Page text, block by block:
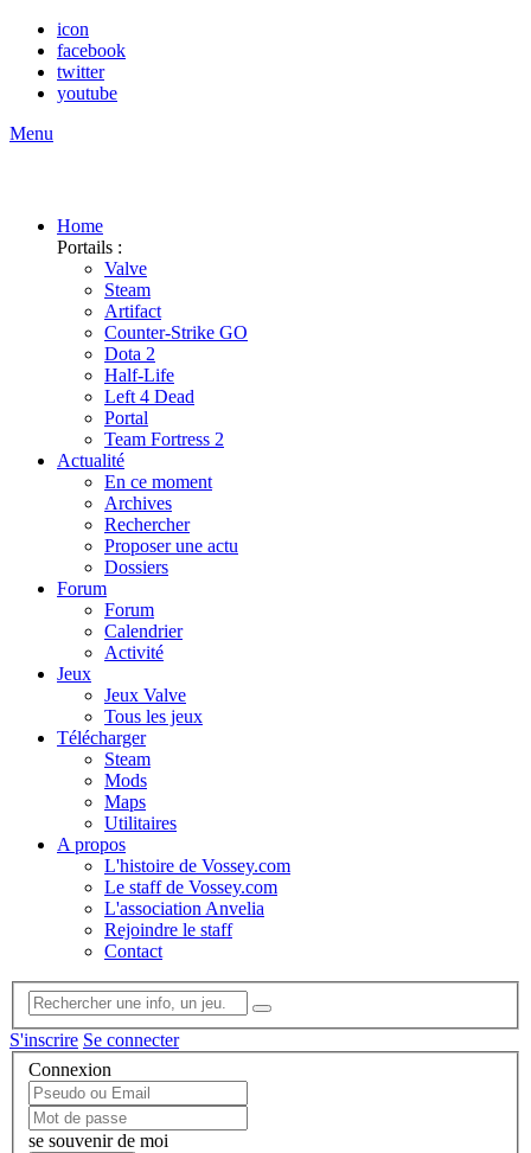
icon
facebook
twitter
youtube
Menu
Home
Portails :
Valve
Steam
Artifact
Counter-Strike GO
Dota 2
Half-Life
Left 4 Dead
Portal
Team Fortress 2
Actualité
En ce moment
Archives
Rechercher
Proposer une actu
Dossiers
Forum
Forum
Calendrier
Activité
Jeux
Jeux Valve
Tous les jeux
Télécharger
Steam
Mods
Maps
Utilitaires
A propos
L'histoire de Vossey.com
Le staff de Vossey.com
L'association Anvelia
Rejoindre le staff
Contact
S'inscrire Se connecter
Connexion
se souvenir de moi